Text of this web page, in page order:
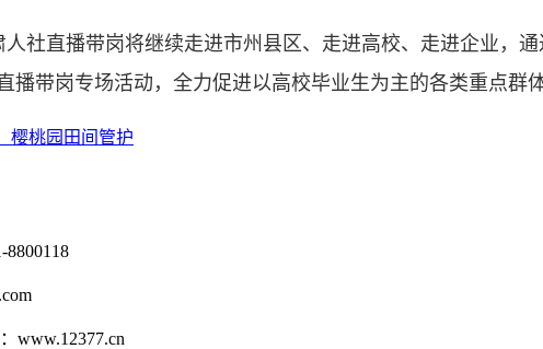
直播带岗将继续走进市州县区、走进高校、走进企业，通
带岗专场活动，全力促进以高校毕业生为主的各类重点群
樱桃园田间管护
www.12377.cn